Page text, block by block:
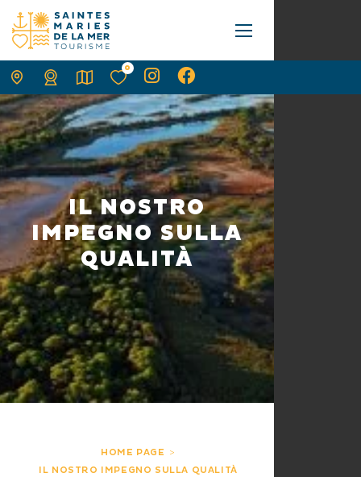
IL NOSTRO
IMPEGNO SULLA
QUALITÀ
HOME PAGE
IL NOSTRO IMPEGNO SULLA QUALITÀ
0